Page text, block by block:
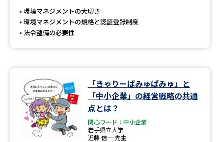
環境マネジメントの大切さ
環境マネジメントの規格と認証登録制度
法令整備の必要性
「きゃりーぱみゅぱみゅ」と
「中小企業」の経営戦略の共通
点とは？
関心ワード：中小企業
岩手県立大学
近藤 信一 先生